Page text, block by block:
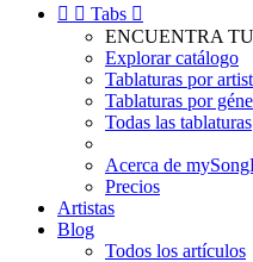
  Tabs 
ENCUENTRA
Explorar catálogo
Tablaturas por
Tablaturas por
Todas las tablaturas
Acerca de
Precios
Artistas
Blog
Todos los artículos